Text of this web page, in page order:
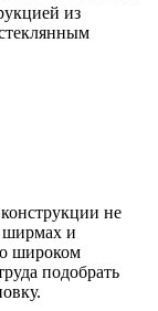
из
не
ширмах и
широком
подобрать